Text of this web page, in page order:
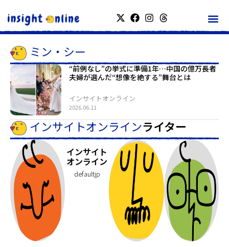
ミン・シー
“前例なし”の挙式に準備1年…中国の億万長者
夫婦が選んだ“想像を絶する”舞台とは
2026.06.11
インサイトオンライン
インサイトオンラインライター
インサイト
オンライン
defaultjp